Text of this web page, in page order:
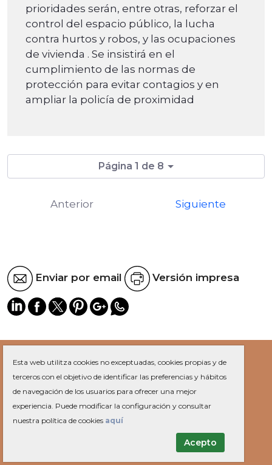
prioridades serán, entre otras, reforzar el
control del espacio público, la lucha
contra hurtos y robos, y las ocupaciones
de vivienda . Se insistirá en el
cumplimiento de las normas de
protección para evitar contagios y en
ampliar la policía de proximidad
Página 1 de 8
Anterior Siguiente
Enviar por email Versión impresa
Farmacias
Recogida muebles
OMIC
Esta web utilitza cookies no exceptuadas, cookies propias y de
terceros con el objetivo de identificar las preferencias y hábitos
de navegación de los usuarios para ofrecer una mejor
experiencia. Puede modificar la configuración y consultar
nuestra política de cookies aquí
Acepto